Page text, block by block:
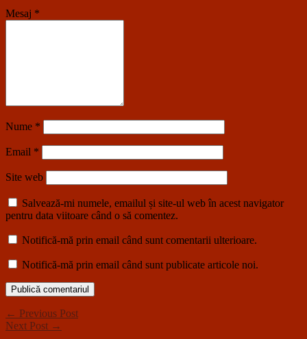
Mesaj *
Nume *
Email *
Site web
Salvează-mi numele, emailul și site-ul web în acest navigator
pentru data viitoare când o să comentez.
Notifică-mă prin email când sunt comentarii ulterioare.
Notifică-mă prin email când sunt publicate articole noi.
← Previous Post
Next Post →